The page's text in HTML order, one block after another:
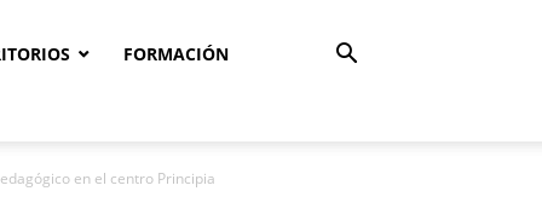
FORMACIÓN
en el centro Principia